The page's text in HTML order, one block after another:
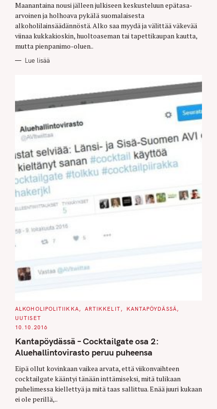
E
S
Maanantaina nousi jälleen julkiseen keskusteluun epätasa-
arvoinen ja holhoava pykälä suomalaisesta
alkoholilainsäädännöstä. Alko saa myydä ja välittää väkevää
viinaa kukkakioskin, huoltoaseman tai tapettikaupan kautta,
mutta pienpanimo-oluen..
Lue lisää
C
T
E
O
R
E
ALKOHOLIPOLITIIKKA ARTIKKELIT
KANTAPÖYDÄSSÄ
UUTISET
10.10.2016
Kantapöydässä – Cocktailgate osa 2:
Aluehallintovirasto peruu puheensa
Eipä ollut kovinkaan vaikea arvata, että viikonvaihteen
cocktailgate kääntyi tänään inttämiseksi, mitä tulikaan
puhelimessa kiellettyä ja mitä taas sallittua. Enää juuri kukaan
ei ole perillä,..